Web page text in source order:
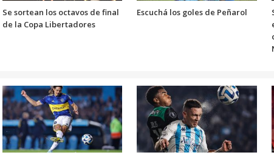
Se sortean los octavos de final
de la Copa Libertadores
Escuchá los goles de Peñarol